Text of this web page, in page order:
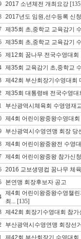
2017 소년체전 개최요강
2017년도 임원,선수등록 신
제35회 초,중학교 교육감기
제35회 초,중학교 교육감기
제12회 꿈나무 전국수영대회
제35회 교육감기 초,중학교
제42회 부산회장기수영대회
제35회 대통령배 전국수영대
부산광역시체육회 수영영재
제4회 어린이왕중왕수영대
부산광역시수영연맹 회장 당
제4회 어린이왕중왕전 수영
제4회 어린이왕중왕 참가신
2016 교보생명컵 꿈나무 체
본연맹 회장후보자 공고
제4회 어린이왕중왕수영챌
최...[135]
제42회 회장기수영대회 참가
부산광역시수영연맹 회장선
제42회 부산회장기 수영대회